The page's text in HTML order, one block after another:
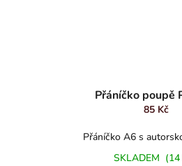
Přáníčko poupě
85 Kč
Přáníčko A6 s
SKLADEM (14